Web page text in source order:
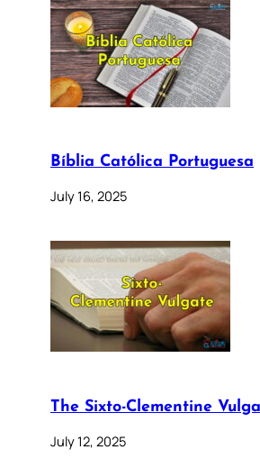
Bíblia Católica Portuguesa
July 16, 2025
The Sixto-Clementine
July 12, 2025